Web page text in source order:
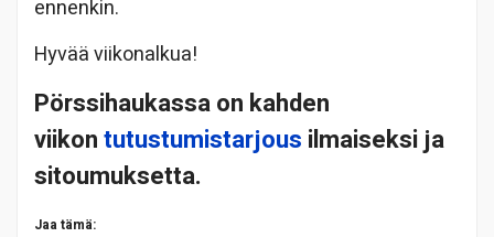
ennenkin.
Hyvää viikonalkua!
Pörssihaukassa on kahden
viikontutustumistarjous ilmaiseksi ja
sitoumuksetta.
Jaa tämä: